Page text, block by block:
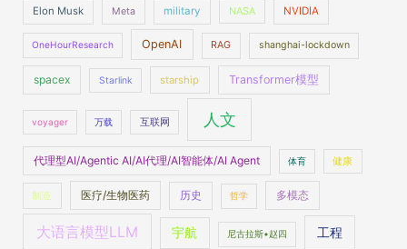
Elon Musk Meta military NASA NVIDIA
OneHourResearch OpenAI RAG shanghai-lockdown
spacex Starlink starship Transformer模型
voyager 万载 互联网 人文
代理型AI/Agentic AI/AI代理/AI智能体/AI Agent 体育 健康
制造 医疗/生物医药 历史 哲学 多模态
大语言模型LLM 宇航 尼古拉斯•赵四 工程